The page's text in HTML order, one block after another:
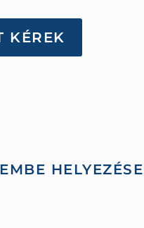
KÉREK